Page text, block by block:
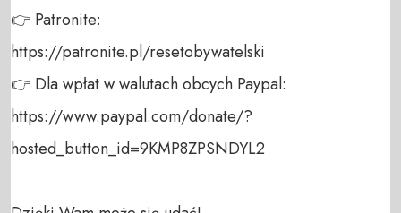
👉 Patronite:
https://patronite.pl/resetobywatelski
👉 Dla wpłat w walutach obcych Paypal:
https://www.paypal.com/donate/?
hosted_button_id=9KMP8ZPSNDYL2